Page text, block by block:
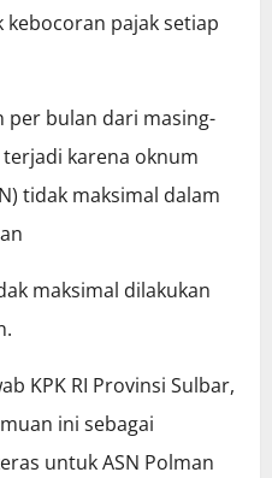
pajak setiap
per bulan dari masing-
karena oknum
tidak maksimal dalam
maksimal dilakukan
KPK RI Provinsi Sulbar,
ini sebagai
untuk ASN Polman